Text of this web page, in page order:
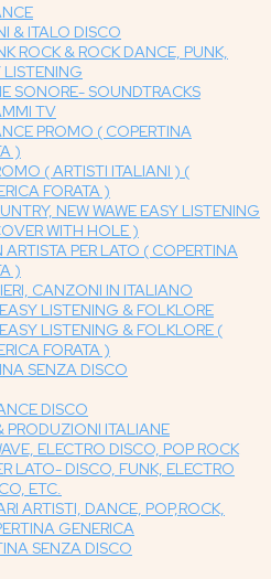
& ITALO DISCO
ROCK & ROCK DANCE, PUNK,
LISTENING
SONORE- SOUNDTRACKS
TV
PROMO ( COPERTINA
)
( ARTISTI ITALIANI ) (
FORATA )
NEW WAWE EASY LISTENING
WITH HOLE )
ARTISTA PER LATO ( COPERTINA
)
CANZONI IN ITALIANO
LISTENING & FOLKLORE
LISTENING & FOLKLORE (
FORATA )
SENZA DISCO
DISCO
PRODUZIONI ITALIANE
ELECTRO DISCO, POP ROCK
LATO- DISCO, FUNK, ELECTRO
ETC.
ARTISTI, DANCE, POP,ROCK,
GENERICA
SENZA DISCO